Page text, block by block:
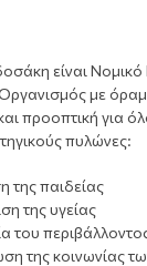
είναι Νομικό
με
προοπτική για
πυλώνες:
της παιδείας
της υγείας
του
της κοινωνίας